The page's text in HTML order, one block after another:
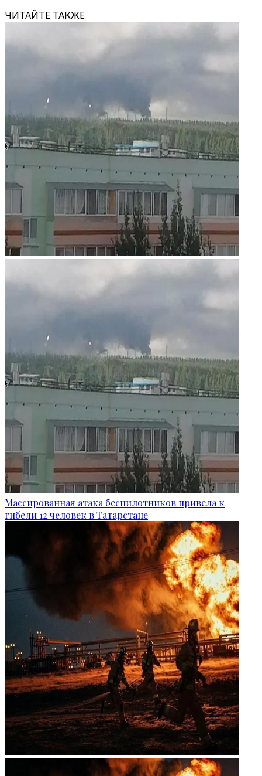
ЧИТАЙТЕ ТАКЖЕ
Массированная атака беспилотников привела к
гибели 12 человек в Татарстане